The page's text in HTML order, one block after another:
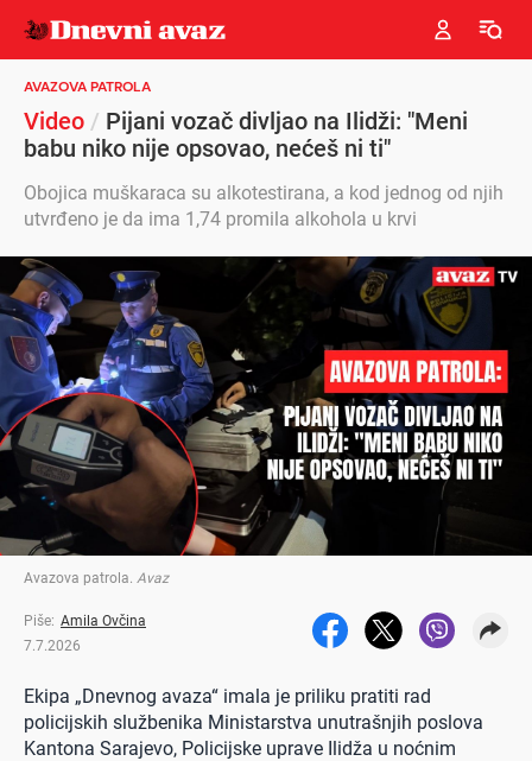
AVAZOVA PATROLA
Video / Pijani vozač divljao na Ilidži: "Meni
babu niko nije opsovao, nećeš ni ti"
Obojica muškaraca su alkotestirana, a kod jednog od njih
utvrđeno je da ima 1,74 promila alkohola u krvi
Avazova patrola Avaz
Piše: Amila Ovčina
7.7.2026
Ekipa „Dnevnog avaza“ imala je priliku pratiti rad
policijskih službenika Ministarstva unutrašnjih poslova
Kantona Sarajevo, Policijske uprave Ilidža u noćnim